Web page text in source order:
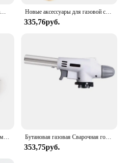
Уличная газовая плита, ветрозащитный экран, Складное Лобовое стекло из нержавеющей стали, фотоэкран, плита для приготовления пищи и барбекю, аксессуары для кемпинга и пешего туризма Новые аксессуары для газовой сварки, кислородный/ацетиленовый обратный клапан, фонариковый затвор, сварочный/режущий инструмент для газовой резки
335,76руб.
Газовая плита BISINNA для кемпинга, 2800 Вт, портативная кассетная печь с высокой мощностью, уличная газовая горелка, лагерь для пикника Бутановая газовая Сварочная горелка для приготовления пищи с автоматическим зажиганием
353,75руб.